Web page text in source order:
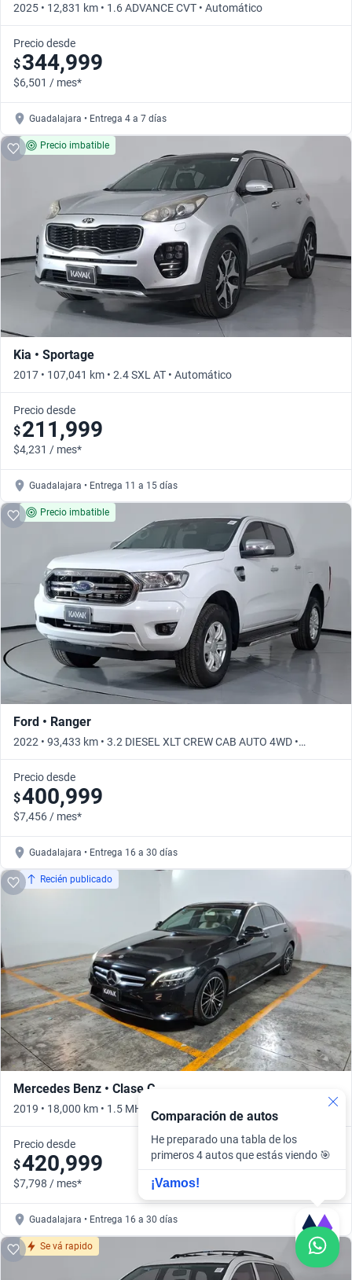
2025 • 12,831 km • 1.6 ADVANCE CVT • Automático
Precio desde
$344,999
$6,501 / mes*
Guadalajara • Entrega 4 a 7 días
Precio imbatible
Kia • Sportage
2017 • 107,041 km • 2.4 SXL AT • Automático
Precio desde
$211,999
$4,231 / mes*
Guadalajara • Entrega 11 a 15 días
Precio imbatible
Ford • Ranger
2022 • 93,433 km • 3.2 DIESEL XLT CREW CAB AUTO 4WD •
Automático
Precio desde
$400,999
$7,456 / mes*
Guadalajara • Entrega 16 a 30 días
Recién publicado
Mercedes Benz • Clase C
2019 • 18,000 km • 1.5 MHEV C 200 SPORT AUTO • Automático
Precio desde
$420,999
$7,798 / mes*
Guadalajara • Entrega 16 a 30 días
Se vá rapido
Comparación de autos
He preparado una tabla de los
primeros 4 autos que estás viendo 🎯
¡Vamos!